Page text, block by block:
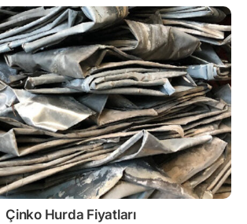
Çinko Hurda Fiyatları